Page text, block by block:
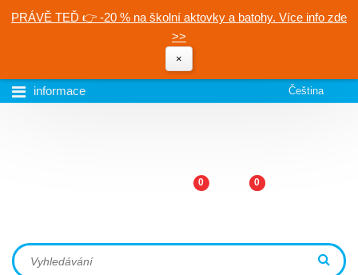
PRÁVĚ TEĎ 👉 -20 % na školní aktovky a batohy. Více info zde
>>
×
informace Čeština
0 0